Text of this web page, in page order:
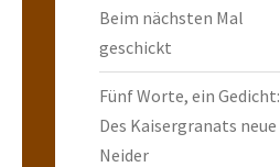
Beim nächsten Mal
geschickt
Fünf Worte, ein Gedicht:
Des Kaisergranats neue
Neider